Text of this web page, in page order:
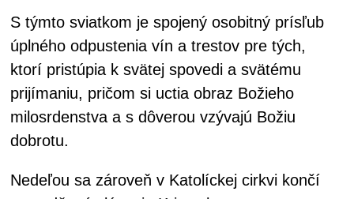
S týmto sviatkom je spojený osobitný prísľub
úplného odpustenia vín a trestov pre tých,
ktorí pristúpia k svätej spovedi a svätému
prijímaniu, pričom si uctia obraz Božieho
milosrdenstva a s dôverou vzývajú Božiu
dobrotu.
Nedeľou sa zároveň v Katolíckej cirkvi končí